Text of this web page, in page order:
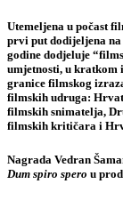
Utemeljena u počast
prvi put dodijeljena na
godine dodjeluje
umjetnosti, u
granice filmskog
filmskih udruga:
filmskih snimatelja,
filmskih kritičara i
Nagrada Vedran
Dum spiro spero u